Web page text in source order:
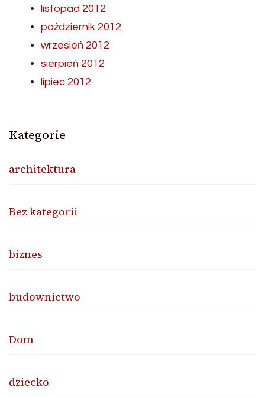
listopad 2012
październik 2012
wrzesień 2012
sierpień 2012
lipiec 2012
Kategorie
architektura
Bez kategorii
biznes
budownictwo
Dom
dziecko